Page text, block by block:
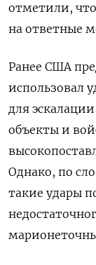
отметили, что
на ответные
Ранее США
использовал
для
объекты и
Однако, по
такие удары